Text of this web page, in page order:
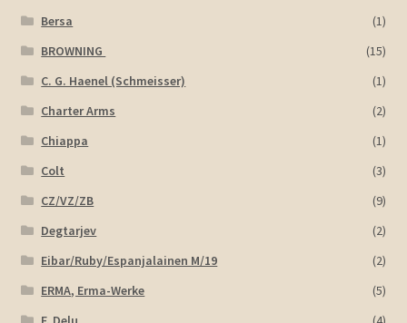
Bersa
(1)
BROWNING
(15)
C. G. Haenel (Schmeisser)
(1)
Charter Arms
(2)
Chiappa
(1)
Colt
(3)
CZ/VZ/ZB
(9)
Degtarjev
(2)
Eibar/Ruby/Espanjalainen M/19
(2)
ERMA, Erma-Werke
(5)